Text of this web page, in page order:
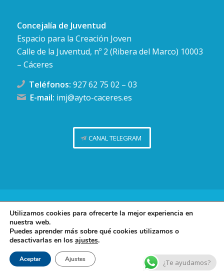
Concejalía de Juventud
Espacio para la Creación Joven
Calle de la Juventud, nº 2 (Ribera del Marco) 10003
– Cáceres
Teléfonos: 927 62 75 02 – 03
E-mail: imj@ayto-caceres.es
CANAL TELEGRAM
Concejalía de Juventud (Ayuntamiento de Cáceres)
Facebook
TwitterTelegram
Política de privacidad
Política de cookies
Contacto
Utilizamos cookies para ofrecerte la mejor experiencia en
nuestra web.
Puedes aprender más sobre qué cookies utilizamos o
desactivarlas en los ajustes.
Aceptar Ajustes ¿Te ayudamos?